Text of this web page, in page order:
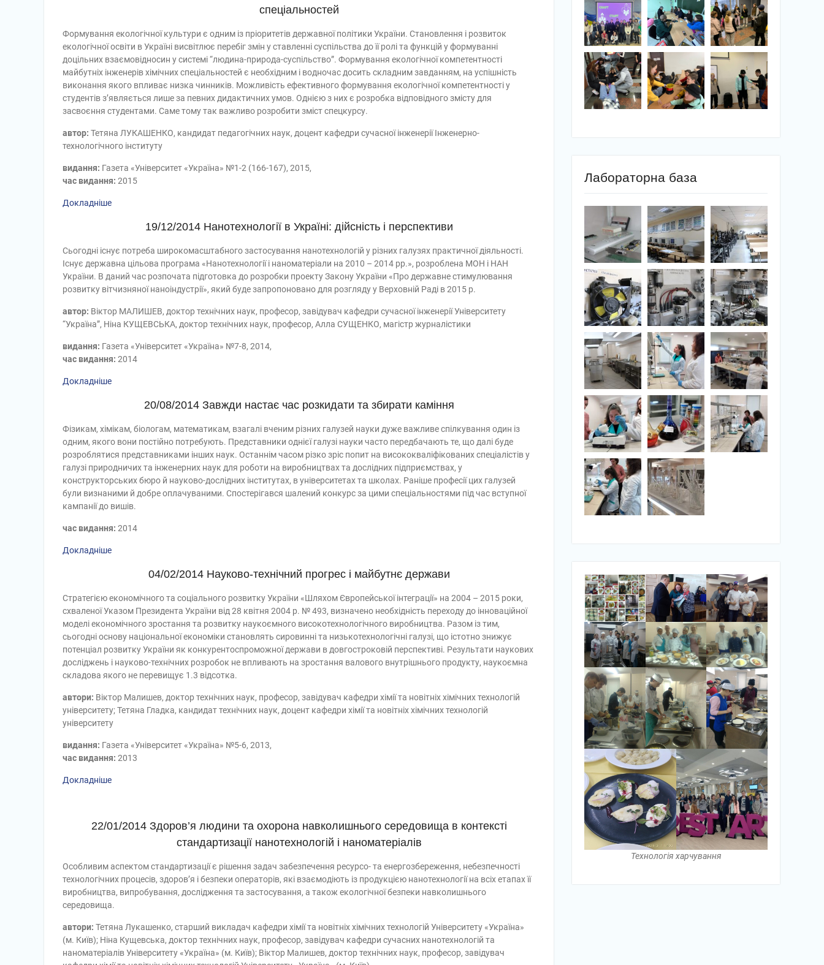
спеціальностей
Формування екологічної культури є одним із пріоритетів державної політики України. Становлення і розвиток
екологічної освіти в Україні висвітлює перебіг змін у ставленні суспільства до її ролі та функцій у формуванні
доцільних взаємовідносин у системі “людина-природа-суспільство”. Формування екологічної компетентності
майбутніх інженерів хімічних спеціальностей є необхідним і водночас досить складним завданням, на успішність
виконання якого впливає низка чинників. Можливість ефективного формування екологічної компетентності у
студентів з’являється лише за певних дидактичних умов. Однією з них є розробка відповідного змісту для
засвоєння студентами. Саме тому так важливо розробити зміст спецкурсу.
автор: Тетяна ЛУКАШЕНКО, кандидат педагогічних наук, доцент кафедри сучасної інженерії Інженерно-
технологічного інституту
видання: Газета «Університет «Україна» №1-2 (166-167), 2015,
час видання: 2015
Докладніше
19/12/2014 Нанотехнології в Україні: дійсність і перспективи
Сьогодні існує потреба широкомасштабного застосування нанотехнологій у різних галузях практичної діяльності.
Існує державна цільова програма «Нанотехнології і наноматеріали на 2010 – 2014 рр.», розроблена МОН і НАН
України. В даний час розпочата підготовка до розробки проекту Закону України «Про державне стимулювання
розвитку вітчизняної наноіндустрії», який буде запропоновано для розгляду у Верховній Раді в 2015 р.
автор: Віктор МАЛИШЕВ, доктор технічних наук, професор, завідувач кафедри сучасної інженерії Університету
“Україна”, Ніна КУЩЕВСЬКА, доктор технічних наук, професор, Алла СУЩЕНКО, магістр журналістики
видання: Газета «Університет «Україна» №7-8, 2014,
час видання: 2014
Докладніше
20/08/2014 Завжди настає час розкидати та збирати каміння
Фізикам, хімікам, біологам, математикам, взагалі вченим різних галузей науки дуже важливе спілкування один із
одним, якого вони постійно потребують. Представники однієї галузі науки часто передбачають те, що далі буде
розроблятися представниками інших наук. Останнім часом різко зріс попит на висококваліфікованих спеціалістів у
галузі природничих та інженерних наук для роботи на виробництвах та дослідних підприємствах, у
конструкторських бюро й науково-дослідних інститутах, в університетах та школах. Раніше професії цих галузей
були визнаними й добре оплачуваними. Спостерігався шалений конкурс за цими спеціальностями під час вступної
кампанії до вишів.
час видання: 2014
Докладніше
04/02/2014 Науково-технічний прогрес і майбутнє держави
Стратегією економічного та соціального розвитку України «Шляхом Європейської інтеграції» на 2004 – 2015 роки,
схваленої Указом Президента України від 28 квітня 2004 р. № 493, визначено необхідність переходу до інноваційної
моделі економічного зростання та розвитку наукоємного високотехнологічного виробництва. Разом із тим,
сьогодні основу національної економіки становлять сировинні та низькотехнологічні галузі, що істотно знижує
потенціал розвитку України як конкурентоспроможної держави в довгостроковій перспективі. Результати наукових
досліджень і науково-технічних розробок не впливають на зростання валового внутрішнього продукту, наукоємна
складова якого не перевищує 1.3 відсотка.
автори: Віктор Малишев, доктор технічних наук, професор, завідувач кафедри хімії та новітніх хімічних технологій
університету; Тетяна Гладка, кандидат технічних наук, доцент кафедри хімії та новітніх хімічних технологій
університету
видання: Газета «Університет «Україна» №5-6, 2013,
час видання: 2013
Докладніше
22/01/2014 Здоров’я людини та охорона навколишнього середовища в контексті
стандартизації нанотехнологій і наноматеріалів
Особливим аспектом стандартизації є рішення задач забезпечення ресурсо- та енергозбереження, небезпечності
технологічних процесів, здоров’я і безпеки операторів, які взаємодіють із продукцією нанотехнології на всіх етапах її
виробництва, випробування, дослідження та застосування, а також екологічної безпеки навколишнього
середовища.
автори: Тетяна Лукашенко, старший викладач кафедри хімії та новітніх хімічних технологій Університету «Україна»
(м. Київ); Ніна Кущевська, доктор технічних наук, професор, завідувач кафедри сучасних нанотехнологій та
наноматеріалів Університету «Україна» (м. Київ); Віктор Малишев, доктор технічних наук, професор, завідувач
Лабораторна база
Технологія харчування